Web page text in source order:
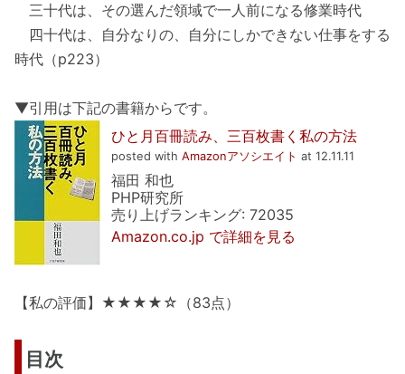
三十代は、その選んだ領域で一人前になる修業時代
四十代は、自分なりの、自分にしかできない仕事をする
時代（p223）
▼引用は下記の書籍からです。
ひと月百冊読み、三百枚書く私の方法
posted with Amazonアソシエイト at 12.11.11
福田 和也
PHP研究所
売り上げランキング: 72035
Amazon.co.jp で詳細を見る
【私の評価】★★★★☆（83点）
目次